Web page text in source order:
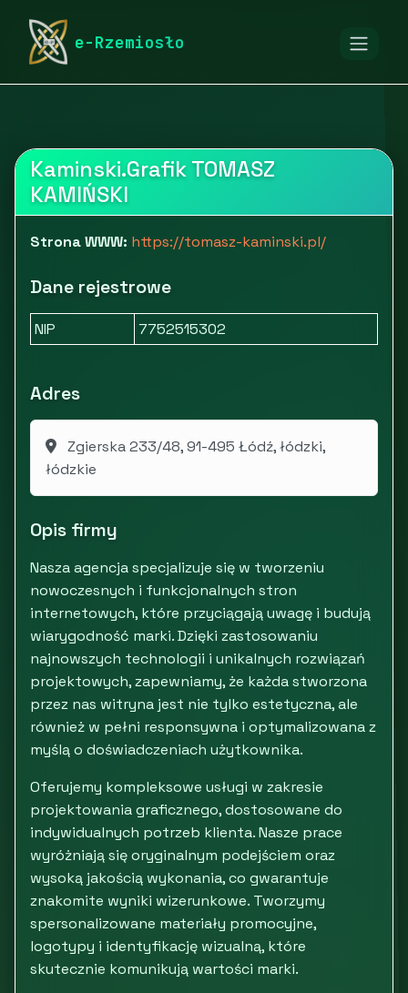
e-Rzemiosło
rymarstwo-poznan.pl
Marketing, reklama i PR
Usługi marketingowe
Kaminski.Grafik TOMASZ
KAMIŃSKI
Strona WWW: https://tomasz-kaminski.pl/
Dane rejestrowe
NIP 7752515302
Adres
Zgierska 233/48, 91-495 Łódź, łódzki,
łódzkie
Opis firmy
Nasza agencja specjalizuje się w tworzeniu
nowoczesnych i funkcjonalnych stron
internetowych, które przyciągają uwagę i budują
wiarygodność marki. Dzięki zastosowaniu
najnowszych technologii i unikalnych rozwiązań
projektowych, zapewniamy, że każda stworzona
przez nas witryna jest nie tylko estetyczna, ale
również w pełni responsywna i optymalizowana z
myślą o doświadczeniach użytkownika.
Oferujemy kompleksowe usługi w zakresie
projektowania graficznego, dostosowane do
indywidualnych potrzeb klienta. Nasze prace
wyróżniają się oryginalnym podejściem oraz
wysoką jakością wykonania, co gwarantuje
znakomite wyniki wizerunkowe. Tworzymy
spersonalizowane materiały promocyjne,
logotypy i identyfikację wizualną, które
skutecznie komunikują wartości marki.